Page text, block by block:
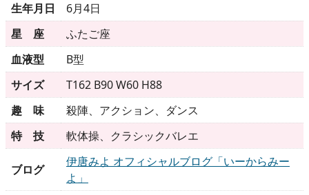
▶新作
▶次回作
▶ 制作中
▶発売年月日
生年月日
6月4日
星 座
ふたご座
血液型
B型
サイズ
T162 B90 W60 H88
趣 味
殺陣、アクション、ダンス
特 技
軟体操、クラシックバレエ
ブログ
伊唐みよ オフィシャルブログ「いーからみー
よ」